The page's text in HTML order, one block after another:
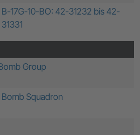
B-17G-10-BO: 42-31232 bis 42-
31331
Group
Squadron